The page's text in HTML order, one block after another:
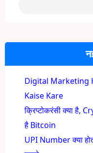
Digital Marketing
Kaise Kare
क्रिप्टोकरंसी क्या है,
है Bitcoin
UPI Number क्या